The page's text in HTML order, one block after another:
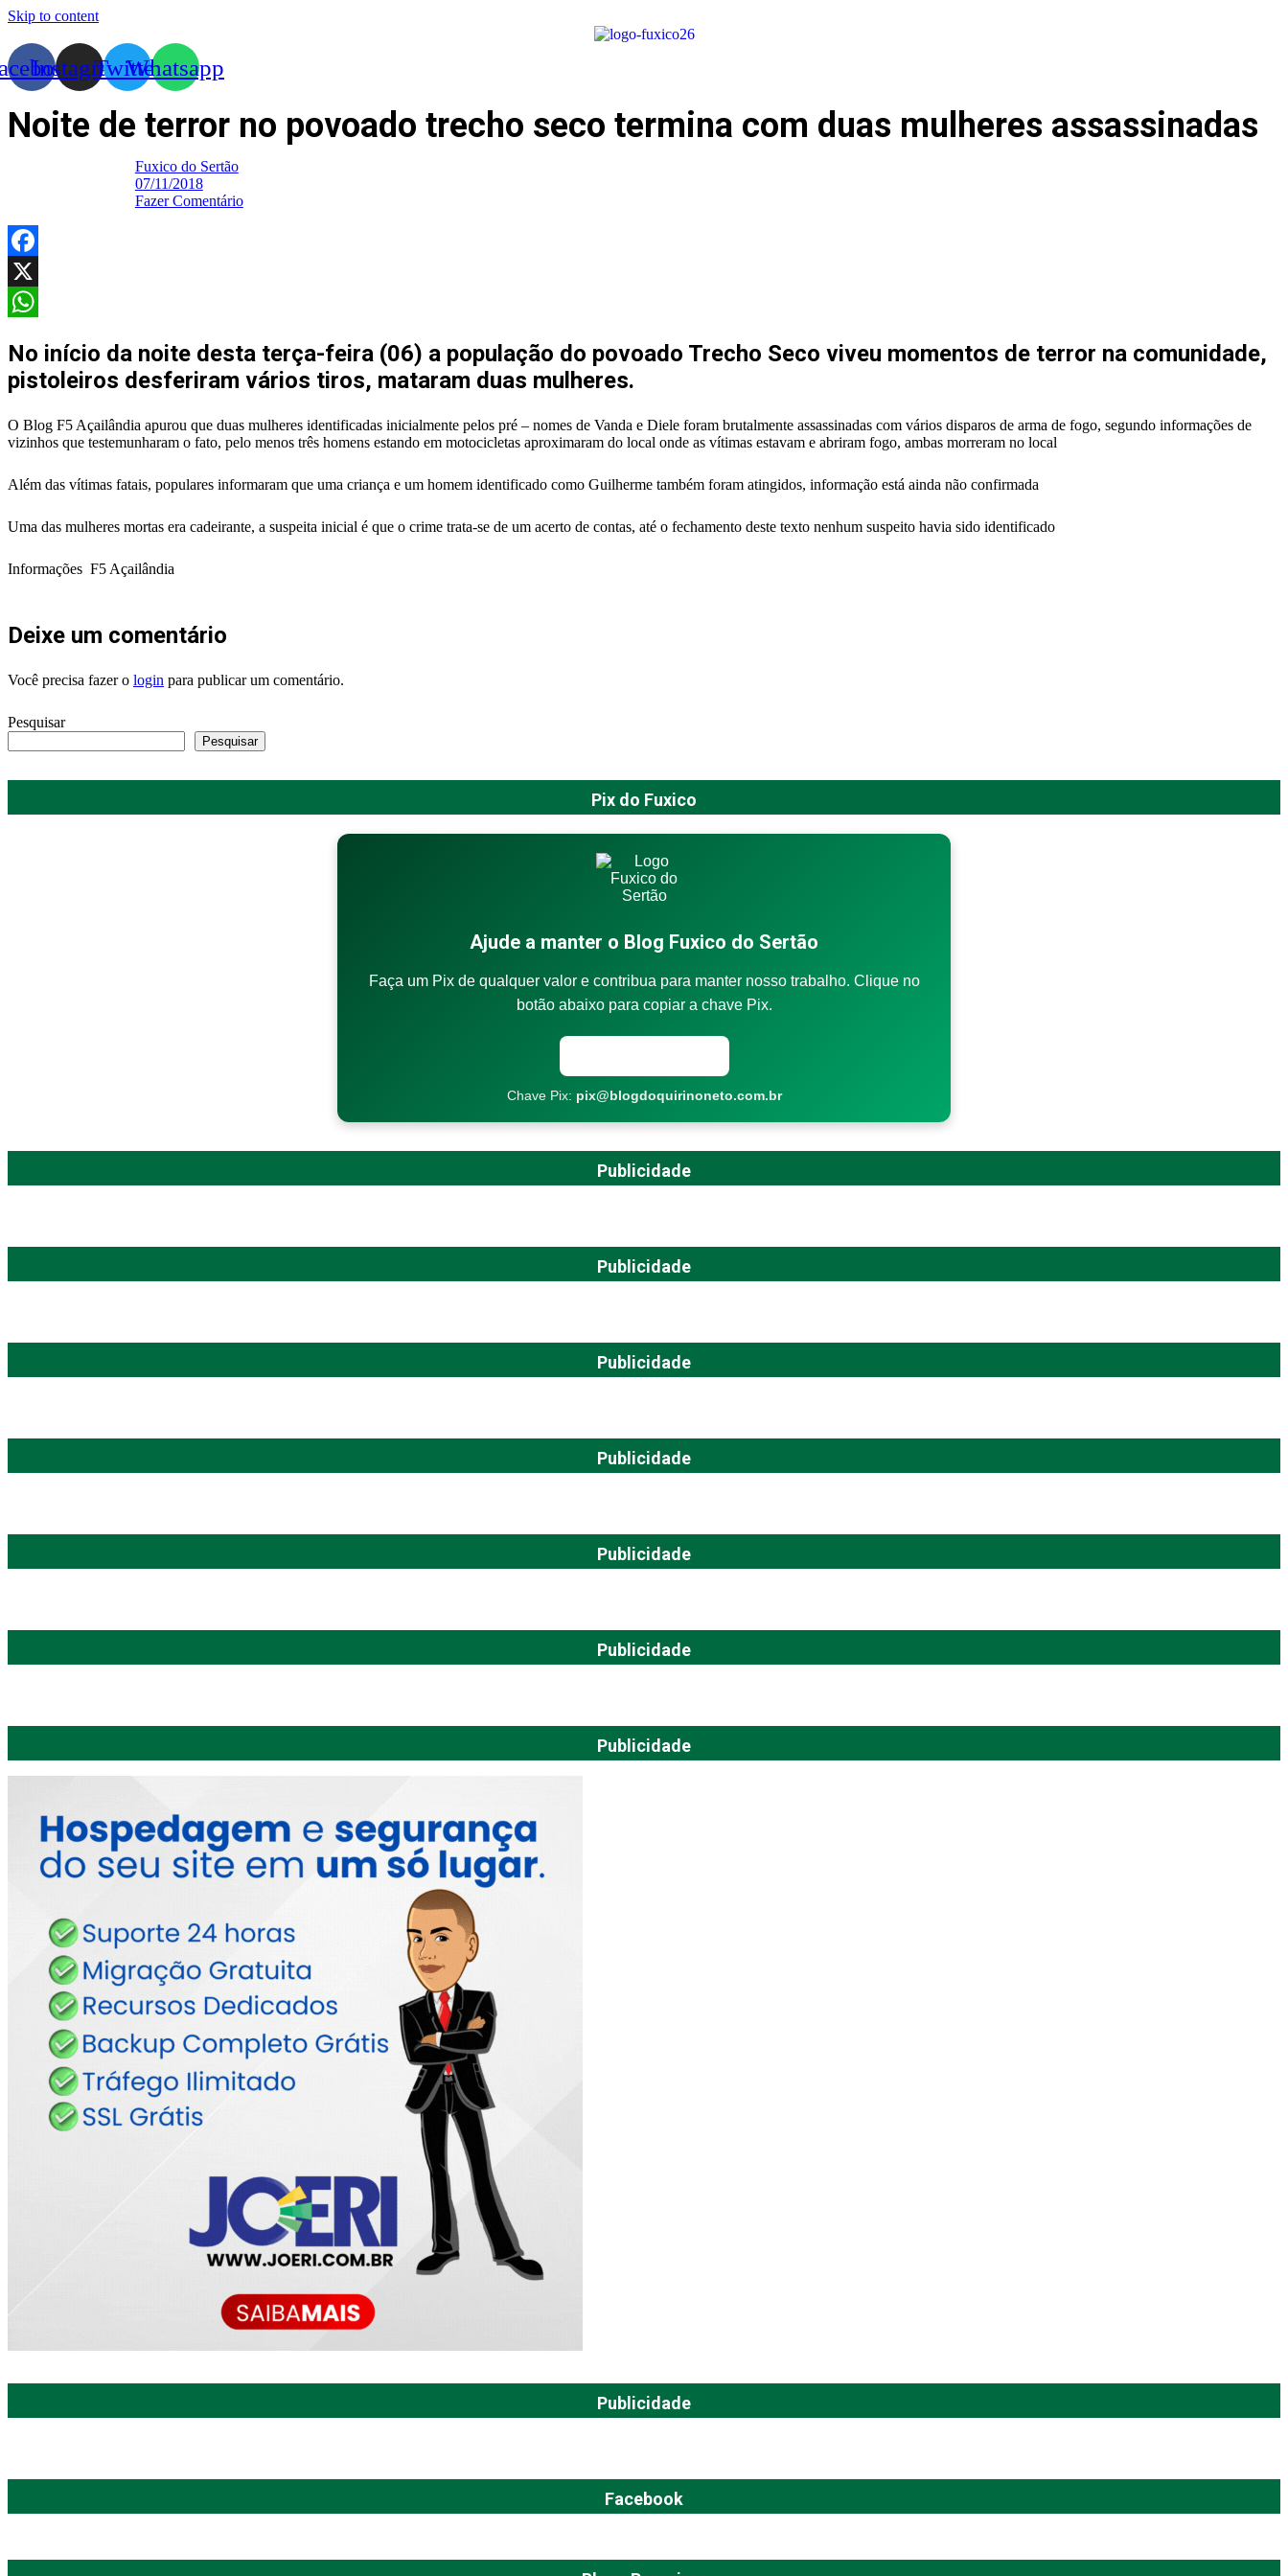
Skip to content
InstagramTwitterWhatsapp
Noite de terror no povoado trecho seco termina com duas mulheres assassinadas
Fuxico do Sertão
07/11/2018
Fazer Comentário
Facebook
X
No início da noite desta terça-feira (06) a população do povoado Trecho Seco viveu momentos de terror na comunidade,
pistoleiros desferiram vários tiros, mataram duas mulheres.
O Blog F5 Açailândia apurou que duas mulheres identificadas inicialmente pelos pré – nomes de Vanda e Diele foram brutalmente assassinadas com vários disparos de arma de fogo, segundo informações de
vizinhos que testemunharam o fato, pelo menos três homens estando em motocicletas aproximaram do local onde as vítimas estavam e abriram fogo, ambas morreram no local
Além das vítimas fatais, populares informaram que uma criança e um homem identificado como Guilherme também foram atingidos, informação está ainda não confirmada
Uma das mulheres mortas era cadeirante, a suspeita inicial é que o crime trata-se de um acerto de contas, até o fechamento deste texto nenhum suspeito havia sido identificado
Informações F5 Açailândia
Deixe um comentário
Você precisa fazer o login para publicar um comentário.
Pesquisar
Pesquisar
Pix do Fuxico
Ajude a manter o Blog Fuxico do Sertão
Faça um Pix de qualquer valor e contribua para manter nosso trabalho. Clique no
botão abaixo para copiar a chave Pix.
Chave Pix: pix@blogdoquirinoneto.com.br
Publicidade
Publicidade
Publicidade
Publicidade
Publicidade
Publicidade
Publicidade
Publicidade
Facebook